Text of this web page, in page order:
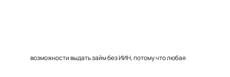
возможности выдать займ без ИИН, потому что любая